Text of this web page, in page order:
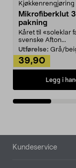
Kjøkkenrengjøring
Mikrofiberklut
pakning
Kåret til «soleklar
svenske Afton...
Utførelse: Grå/
39,90
Legg i
Bunntekst
Kundeservice